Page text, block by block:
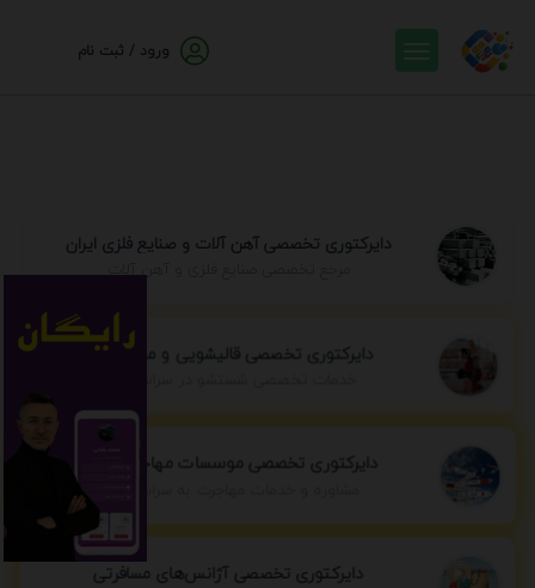
ورود / ثبت نام
دایرکتوری تخصصی آهن آلات و صنایع فلزی ایران
مرجع تخصصی صنایع فلزی و آهن آلات
دایرکتوری تخصصی قالیشویی و مبل شویی
دایرکتوری تخصصی موسسات مهاجرتی ایران
مشاوره و خدمات مهاجرت به سراسر جهان
دایرکتوری تخصصی آژانس‌های مسافرتی